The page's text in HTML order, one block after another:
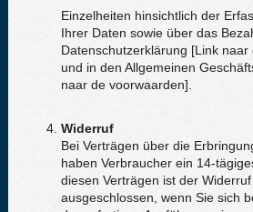
Einzelheiten hinsichtlich der
Ihrer Daten sowie über das
Datenschutzerklärung [Link
und in den Allgemeinen
naar de voorwaarden].
Widerruf
Bei Verträgen über die
haben Verbraucher ein 14-
diesen Verträgen ist der
ausgeschlossen, wenn Sie sich